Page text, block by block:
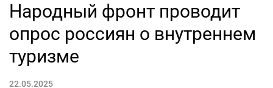
Народный фронт проводит
опрос россиян о внутреннем
туризме
22.05.2025